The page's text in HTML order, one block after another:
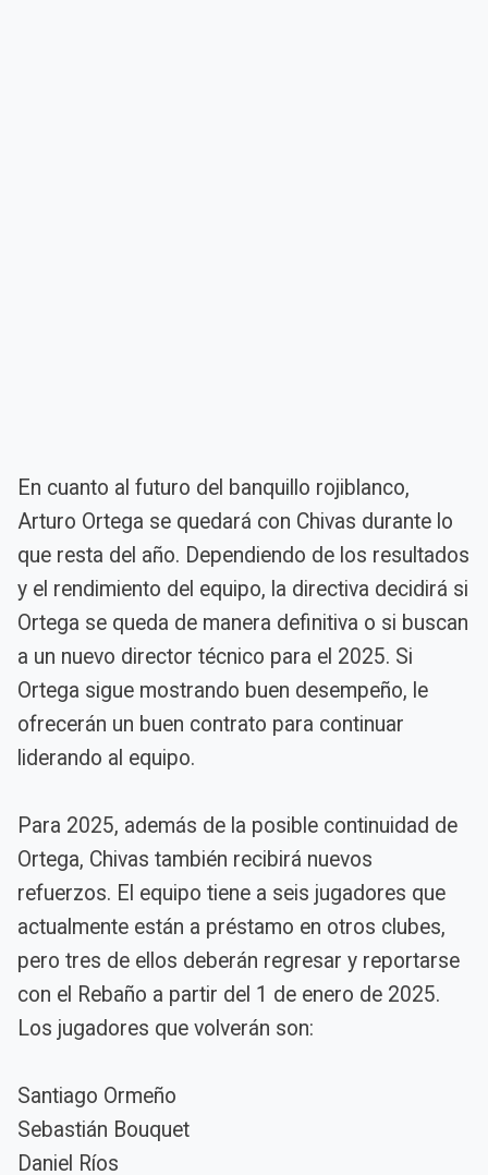
En cuanto al futuro del banquillo rojiblanco,
Arturo Ortega se quedará con Chivas durante lo
que resta del año. Dependiendo de los resultados
y el rendimiento del equipo, la directiva decidirá si
Ortega se queda de manera definitiva o si buscan
a un nuevo director técnico para el 2025. Si
Ortega sigue mostrando buen desempeño, le
ofrecerán un buen contrato para continuar
liderando al equipo.
Para 2025, además de la posible continuidad de
Ortega, Chivas también recibirá nuevos
refuerzos. El equipo tiene a seis jugadores que
actualmente están a préstamo en otros clubes,
pero tres de ellos deberán regresar y reportarse
con el Rebaño a partir del 1 de enero de 2025.
Los jugadores que volverán son:
Santiago Ormeño
Sebastián Bouquet
Daniel Ríos